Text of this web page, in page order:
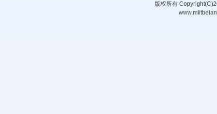
版权所有